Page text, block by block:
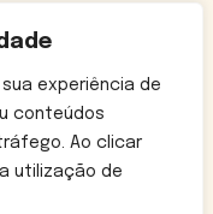
experiência de
conteúdos
Ao clicar
utilização de